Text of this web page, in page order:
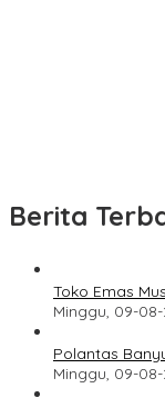
Berita
Toko Emas
Minggu, 09-08-
Polantas
Minggu, 09-08-